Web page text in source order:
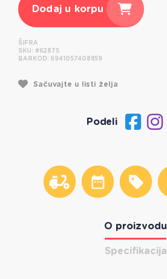
Dodaj u korpu
ŠIFRA
SKU: #62875
BARKOD: 6941057408859
Sačuvajte u listi želja
Podeli
O proizvodu
Specifikacija